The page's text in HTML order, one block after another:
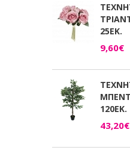
25ΕΚ.
9,60€
120ΕΚ.
43,20€